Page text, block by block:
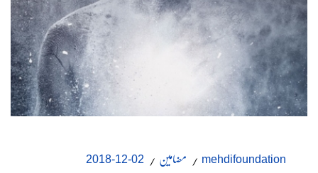
mehdifoundation مضامین 02-12-2018